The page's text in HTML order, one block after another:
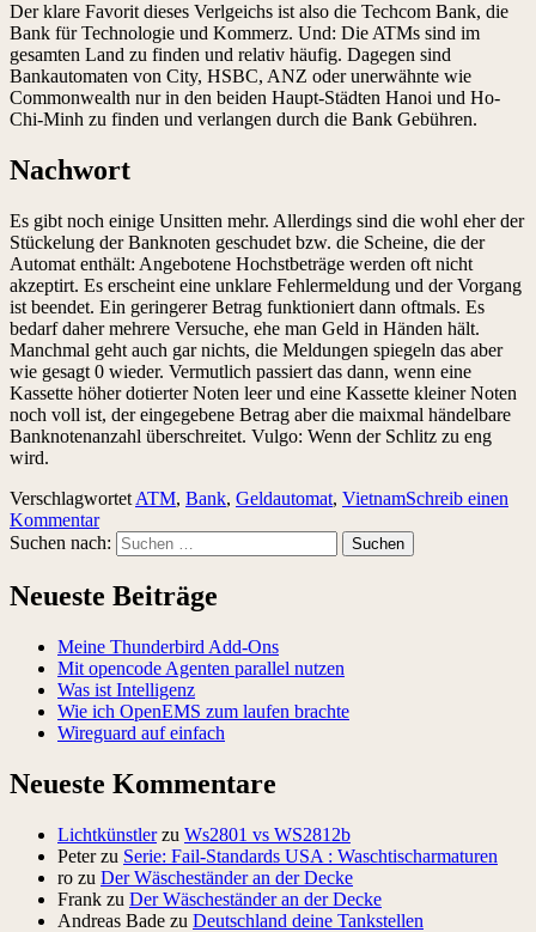
Der klare Favorit dieses Verlgeichs ist also die Techcom Bank, die
Bank für Technologie und Kommerz. Und: Die ATMs sind im
gesamten Land zu finden und relativ häufig. Dagegen sind
Bankautomaten von City, HSBC, ANZ oder unerwähnte wie
Commonwealth nur in den beiden Haupt-Städten Hanoi und Ho-
Chi-Minh zu finden und verlangen durch die Bank Gebühren.
Nachwort
Es gibt noch einige Unsitten mehr. Allerdings sind die wohl eher der
Stückelung der Banknoten geschudet bzw. die Scheine, die der
Automat enthält: Angebotene Hochstbeträge werden oft nicht
akzeptirt. Es erscheint eine unklare Fehlermeldung und der Vorgang
ist beendet. Ein geringerer Betrag funktioniert dann oftmals. Es
bedarf daher mehrere Versuche, ehe man Geld in Händen hält.
Manchmal geht auch gar nichts, die Meldungen spiegeln das aber
wie gesagt 0 wieder. Vermutlich passiert das dann, wenn eine
Kassette höher dotierter Noten leer und eine Kassette kleiner Noten
noch voll ist, der eingegebene Betrag aber die maixmal händelbare
Banknotenanzahl überschreitet. Vulgo: Wenn der Schlitz zu eng
wird.
Verschlagwortet ATM, Bank, Geldautomat, VietnamSchreib einen
Kommentar
Suchen nach:
Neueste Beiträge
Meine Thunderbird Add-Ons
Mit opencode Agenten parallel nutzen
Was ist Intelligenz
Wie ich OpenEMS zum laufen brachte
Wireguard auf einfach
Neueste Kommentare
Lichtkünstlerzu Ws2801 vs WS2812b
Peterzu Serie: Fail-Standards USA : Waschtischarmaturen
ro zu Der Wäscheständer an der Decke
Frank zu Der Wäscheständer an der Decke
Andreas Bade zu Deutschland deine Tankstellen